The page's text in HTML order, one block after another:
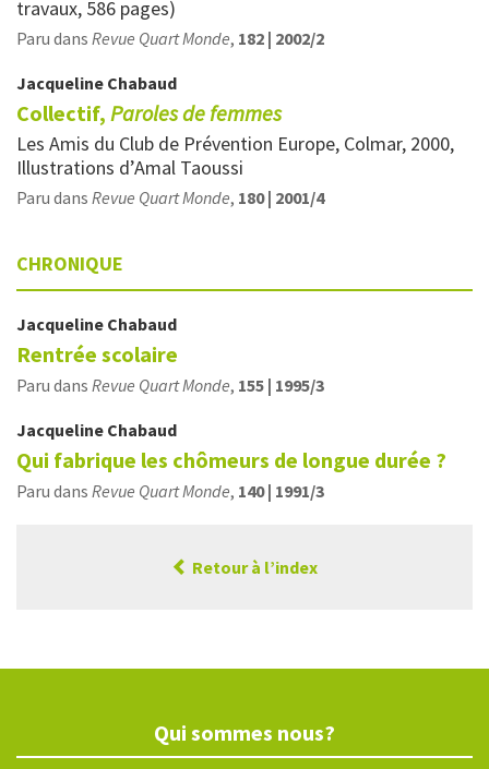
travaux, 586 pages)
Paru dans Revue Quart Monde, 182 | 2002/2
Jacqueline Chabaud
Collectif, Paroles de femmes
Les Amis du Club de Prévention Europe, Colmar, 2000,
Illustrations d’Amal Taoussi
Paru dans Revue Quart Monde, 180 | 2001/4
CHRONIQUE
Jacqueline Chabaud
Rentrée scolaire
Paru dans Revue Quart Monde, 155 | 1995/3
Jacqueline Chabaud
Qui fabrique les chômeurs de longue durée ?
Paru dans Revue Quart Monde, 140 | 1991/3
Retour à l’index
Qui sommes nous?